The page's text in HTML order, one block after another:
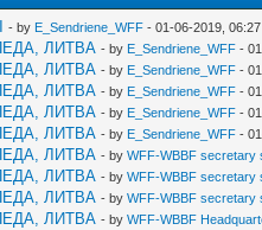
- by E_Sendriene_WFF - 01-06-2019,
ЛИТВА - by E_Sendriene_WFF -
ЛИТВА - by E_Sendriene_WFF -
ЛИТВА - by E_Sendriene_WFF -
ЛИТВА - by E_Sendriene_WFF -
ЛИТВА - by E_Sendriene_WFF -
ЛИТВА - byWFF-WBBF secretary
ЛИТВА - byWFF-WBBF secretary
ЛИТВА - byWFF-WBBF secretary
ЛИТВА - byWFF-WBBF